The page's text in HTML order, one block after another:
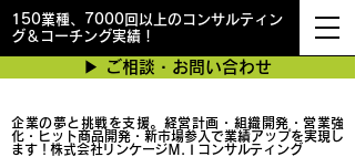
150業種、7000回以上のコンサルティン
グ＆コーチング実績！
企業の夢と挑戦を支援。経営計画・組織開発・営業強
化・ヒット商品開発・新市場参入で業績アップを実現し
ます！株式会社リンケージＭ.Ｉコンサルティング
▶︎ ご相談・お問い合わせ